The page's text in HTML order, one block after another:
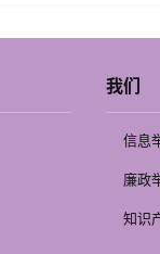
我们
信息
廉政
知识